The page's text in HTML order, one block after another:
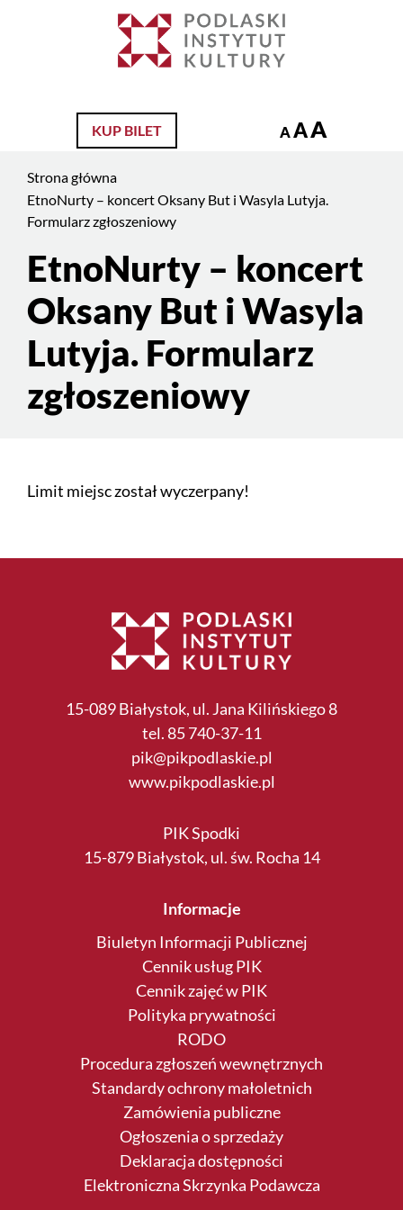
Wasyla
Lutyja.
Formularz
zgłoszeniowy
KUP BILET AAA
Strona główna
EtnoNurty – koncert Oksany But i Wasyla Lutyja.
Formularz zgłoszeniowy
Treść
stronyEtnoNurty – koncert
Oksany But i Wasyla
Lutyja. Formularz
zgłoszeniowy
Limit miejsc został wyczerpany!
15-089 Białystok, ul. Jana Kilińskiego 8
tel. 85 740-37-11
pik@pikpodlaskie.pl
www.pikpodlaskie.pl
PIK Spodki
15-879 Białystok, ul. św. Rocha 14
Informacje
Biuletyn Informacji Publicznej
Cennik usług PIK
Cennik zajęć w PIK
Polityka prywatności
RODO
Procedura zgłoszeń wewnętrznych
Standardy ochrony małoletnich
Zamówienia publiczne
Ogłoszenia o sprzedaży
Deklaracja dostępności
Elektroniczna Skrzynka Podawcza